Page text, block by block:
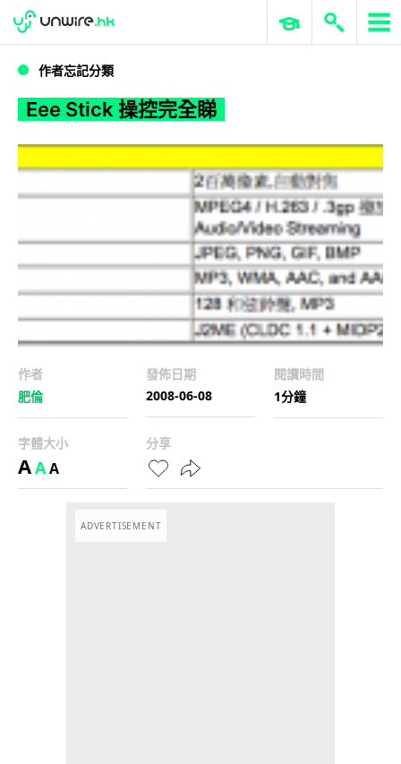
Eee Stick 操控完全睇
WWDC 2026 ERP 與商業 AI
作者忘記分類
Eee Stick 操控完全睇
作者
肥倫
發佈日期
2008-06-08
閱讀時間
1分鐘
字體大小
AAA
分享
ADVERTISEMENT